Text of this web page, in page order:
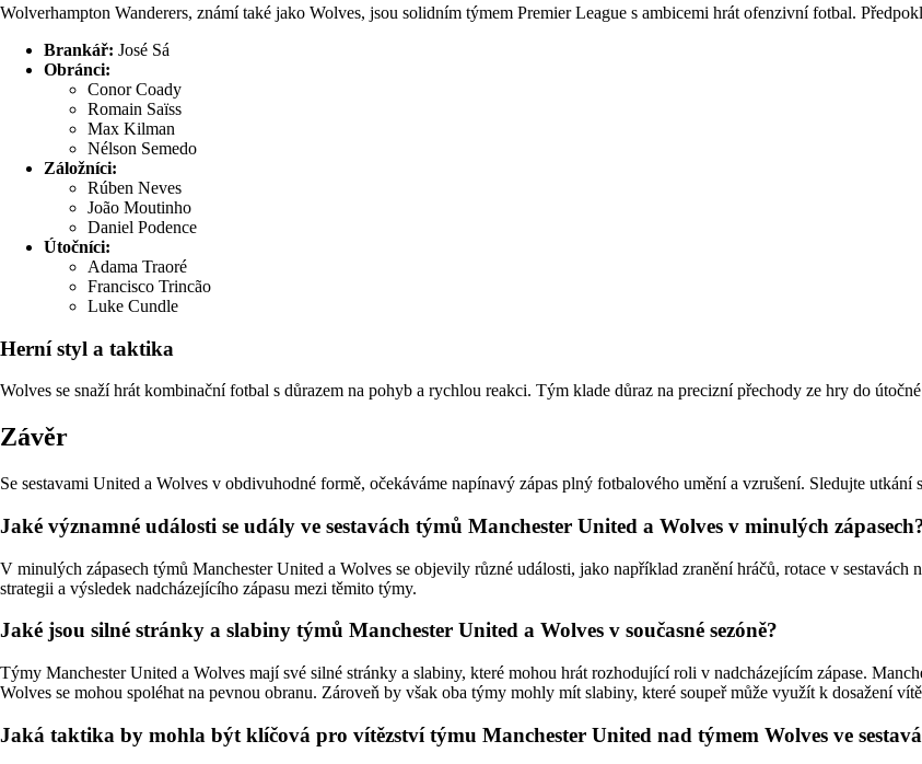
Wolverhampton Wanderers, známí také jako Wolves, jsou solidním týmem Premier League s ambicemi hrát ofenzivní fotbal.
Brankář: José Sá
Obránci:
Conor Coady
Romain Saïss
Max Kilman
Nélson Semedo
Záložníci:
Rúben Neves
João Moutinho
Daniel Podence
Útočníci:
Adama Traoré
Francisco Trincão
Luke Cundle
Herní styl a taktika
Wolves se snaží hrát kombinační fotbal s důrazem na pohyb a rychlou reakci. Tým klade důraz na precizní přechody ze hry do
Závěr
Se sestavami United a Wolves v obdivuhodné formě, očekáváme napínavý zápas plný fotbalového umění a vzrušení. Sledujte
Jaké významné události se udály ve sestavách týmů Manchester United a Wolves v minulých
V minulých zápasech týmů Manchester United a Wolves se objevily různé události, jako například zranění hráčů, rotace v
strategii a výsledek nadcházejícího zápasu mezi těmito týmy.
Jaké jsou silné stránky a slabiny týmů Manchester United a Wolves v současné sezóně?
Týmy Manchester United a Wolves mají své silné stránky a slabiny, které mohou hrát rozhodující roli v nadcházejícím zápase.
Wolves se mohou spoléhat na pevnou obranu. Zároveň by však oba týmy mohly mít slabiny, které soupeř může využít k dosažení
Jaká taktika by mohla být klíčová pro vítězství týmu Manchester United nad týmem Wolves ve